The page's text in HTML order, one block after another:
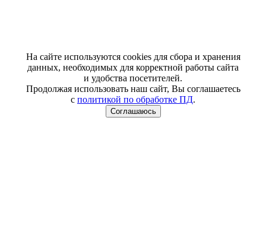
На сайте используются cookies для сбора и хранения
данных, необходимых для корректной работы сайта
и удобства посетителей.
Продолжая использовать наш сайт, Вы соглашаетесь
с политикой по обработке ПД.
Соглашаюсь